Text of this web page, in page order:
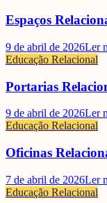
Espaços
9 de abril de 2026Ler
Educação Relacional
Portarias
9 de abril de 2026Ler
Educação Relacional
Oficinas
7 de abril de 2026Ler
Educação Relacional